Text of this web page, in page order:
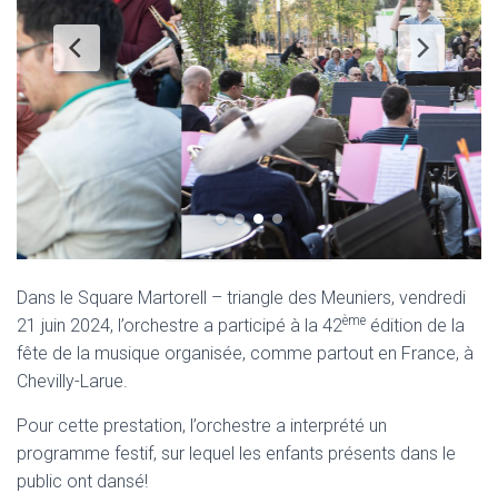
Dans le Square Martorell – triangle des Meuniers, vendredi
21 juin 2024, l’orchestre a participé à la 42ème édition de la
fête de la musique organisée, comme partout en France, à
Chevilly-Larue.
Pour cette prestation, l’orchestre a interprété un
programme festif, sur lequel les enfants présents dans le
public ont dansé!